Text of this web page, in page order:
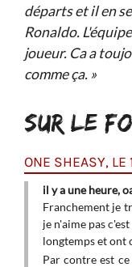
départs et il en
Ronaldo.
joueur. Ca a
comme ça. »
SUR LE
ONE SHEASY,
il y a une heure,
Franchement je
je n'aime pas
longtemps et ont
Par contre est